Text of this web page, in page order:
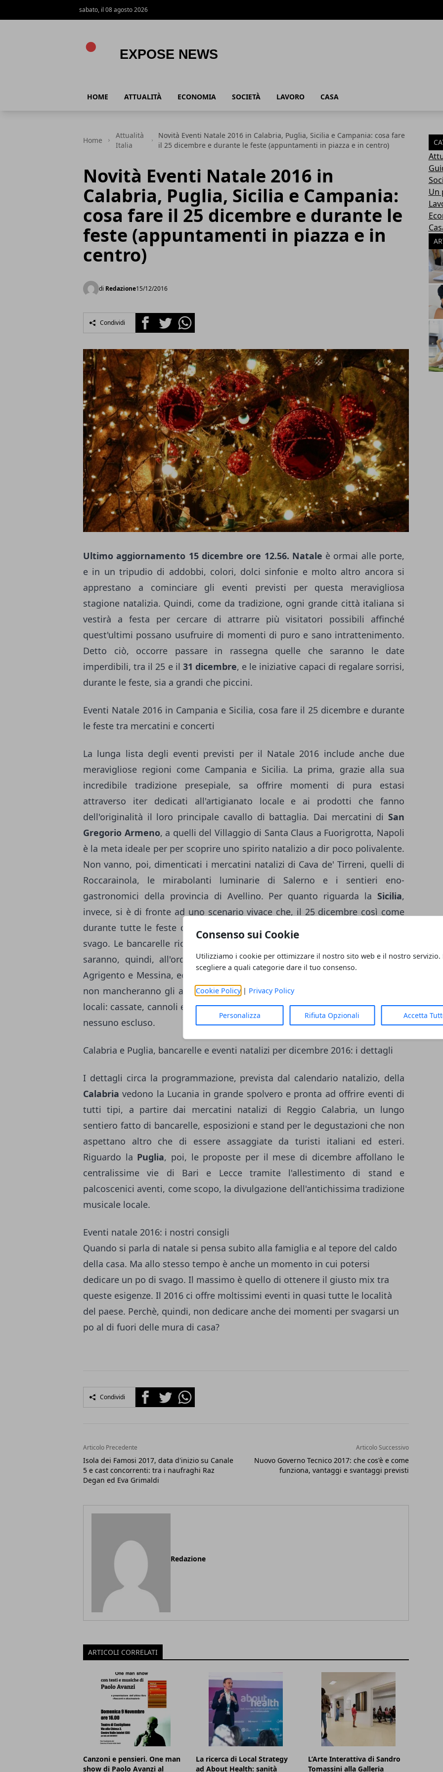
Consenso sui Cookie
Utilizziamo i cookie per ottimizzare il nostro sito web e il nostro servizio.
scegliere a quali categorie dare il tuo consenso.
Cookie Policy| Privacy Policy
Personalizza Rifiuta Opzionali Accetta
sabato, il 08 agosto 2026
HOME ATTUALITÀ ECONOMIA SOCIETÀ LAVORO CASA
Home
Attualità
Italia
Novità Eventi Natale 2016 in Calabria, Puglia, Sicilia e Campania: cosa fare
il 25 dicembre e durante le feste (appuntamenti in piazza e in centro)
Novità Eventi Natale 2016 in
Calabria, Puglia, Sicilia e Campania:
cosa fare il 25 dicembre e durante le
feste (appuntamenti in piazza e in
centro)
di Redazione15/12/2016
Condividi FacebookTwitterWhatsapp
Ultimo aggiornamento 15 dicembre ore 12.56. Natale è ormai alle porte,
e in un tripudio di addobbi, colori, dolci sinfonie e molto altro ancora si
apprestano a cominciare gli eventi previsti per questa meravigliosa
stagione natalizia. Quindi, come da tradizione, ogni grande città italiana si
vestirà a festa per cercare di attrarre più visitatori possibili affinché
quest'ultimi possano usufruire di momenti di puro e sano intrattenimento.
Detto ciò, occorre passare in rassegna quelle che saranno le date
imperdibili, tra il 25 e il 31 dicembre, e le iniziative capaci di regalare sorrisi,
durante le feste, sia a grandi che piccini.
Eventi Natale 2016 in Campania e Sicilia, cosa fare il 25 dicembre e durante
le feste tra mercatini e concerti
La lunga lista degli eventi previsti per il Natale 2016 include anche due
meravigliose regioni come Campania e Sicilia. La prima, grazie alla sua
incredibile tradizione presepiale, sa offrire momenti di pura estasi
attraverso iter dedicati all'artigianato locale e ai prodotti che fanno
dell'originalità il loro principale cavallo di battaglia. Dai mercatini di San
Gregorio Armeno, a quelli del Villaggio di Santa Claus a Fuorigrotta, Napoli
è la meta ideale per per scoprire uno spirito natalizio a dir poco polivalente.
Non vanno, poi, dimenticati i mercatini natalizi di Cava de' Tirreni, quelli di
Roccarainola, le mirabolanti luminarie di Salerno e i sentieri eno-
gastronomici della provincia di Avellino. Per quanto riguarda la Sicilia,
invece, si è di fronte ad uno scenario vivace che, il 25 dicembre così come
durante tutte le feste dicembrine, riuscirà ad assicurare frangenti di sano
svago. Le bancarelle rionali, i concerti e le esposizioni di presepi e pastori
saranno, quindi, all'ordine del giorno per città comePalermo, Catania,
Agrigento e Messina, ed andranno a comporre un immenso mosaico in cui
non mancheranno gli appuntamenti votati alle degustazioni delle pietanze
locali: cassate, cannoli e tanto altro per deliziare le papille gustative di tutti,
nessuno escluso.
Calabria e Puglia, bancarelle e eventi natalizi per dicembre 2016: i dettagli
I dettagli circa la programmazione, prevista dal calendario natalizio, della
Calabria vedono la Lucania in grande spolvero e pronta ad offrire eventi di
tutti tipi, a partire dai mercatini natalizi di Reggio Calabria, un lungo
sentiero fatto di bancarelle, esposizioni e stand per le degustazioni che non
aspettano altro che di essere assaggiate da turisti italiani ed esteri.
Riguardo la Puglia, poi, le proposte per il mese di dicembre affollano le
centralissime vie di Bari e Lecce tramite l'allestimento di stand e
palcoscenici aventi, come scopo, la divulgazione dell'antichissima tradizione
musicale locale.
Eventi natale 2016: i nostri consigli
Quando si parla di natale si pensa subito alla famiglia e al tepore del caldo
della casa. Ma allo stesso tempo è anche un momento in cui potersi
dedicare un po di svago. Il massimo è quello di ottenere il giusto mix tra
queste esigenze. Il 2016 ci offre moltissimi eventi in quasi tutte le località
del paese. Perchè, quindi, non dedicare anche dei momenti per svagarsi un
po al di fuori delle mura di casa?
Condividi FacebookTwitterWhatsapp
Articolo Precedente
Isola dei Famosi 2017, data d'inizio su Canale
5 e cast concorrenti: tra i naufraghi Raz
Degan ed Eva Grimaldi
Articolo Successivo
Nuovo Governo Tecnico 2017: che cos'è e come
funziona, vantaggi e svantaggi previsti
Redazione
ARTICOLI CORRELATI
Canzoni e pensieri. One man
show di Paolo Avanzi al
La ricerca di Local Strategy
ad About Health: sanità
L’Arte Interattiva di Sandro
Tomassini alla Galleria
Un